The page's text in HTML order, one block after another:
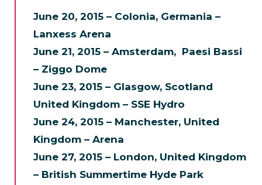
June 20, 2015 – Colonia, Germania –
Lanxess Arena
June 21, 2015 – Amsterdam, Paesi Bassi
– Ziggo Dome
June 23, 2015 – Glasgow, Scotland
United Kingdom – SSE Hydro
June 24, 2015 – Manchester, United
Kingdom – Arena
June 27, 2015 – London, United Kingdom
– British Summertime Hyde Park